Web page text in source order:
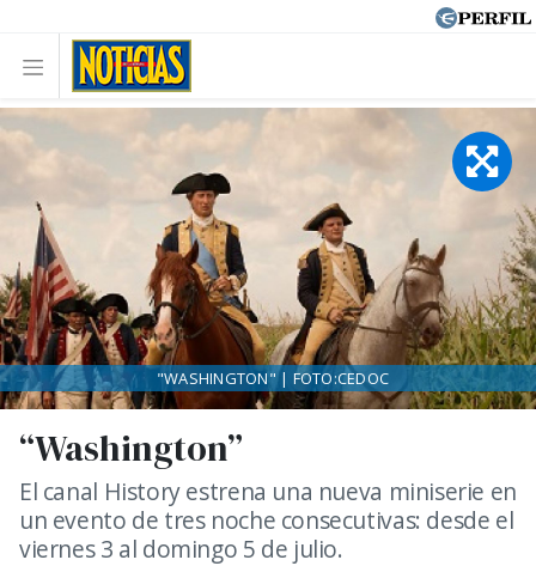
“Washington”
El canal History estrena una nueva miniserie en
un evento de tres noche consecutivas: desde el
viernes 3 al domingo 5 de julio.
"WASHINGTON" | FOTO:CEDOC